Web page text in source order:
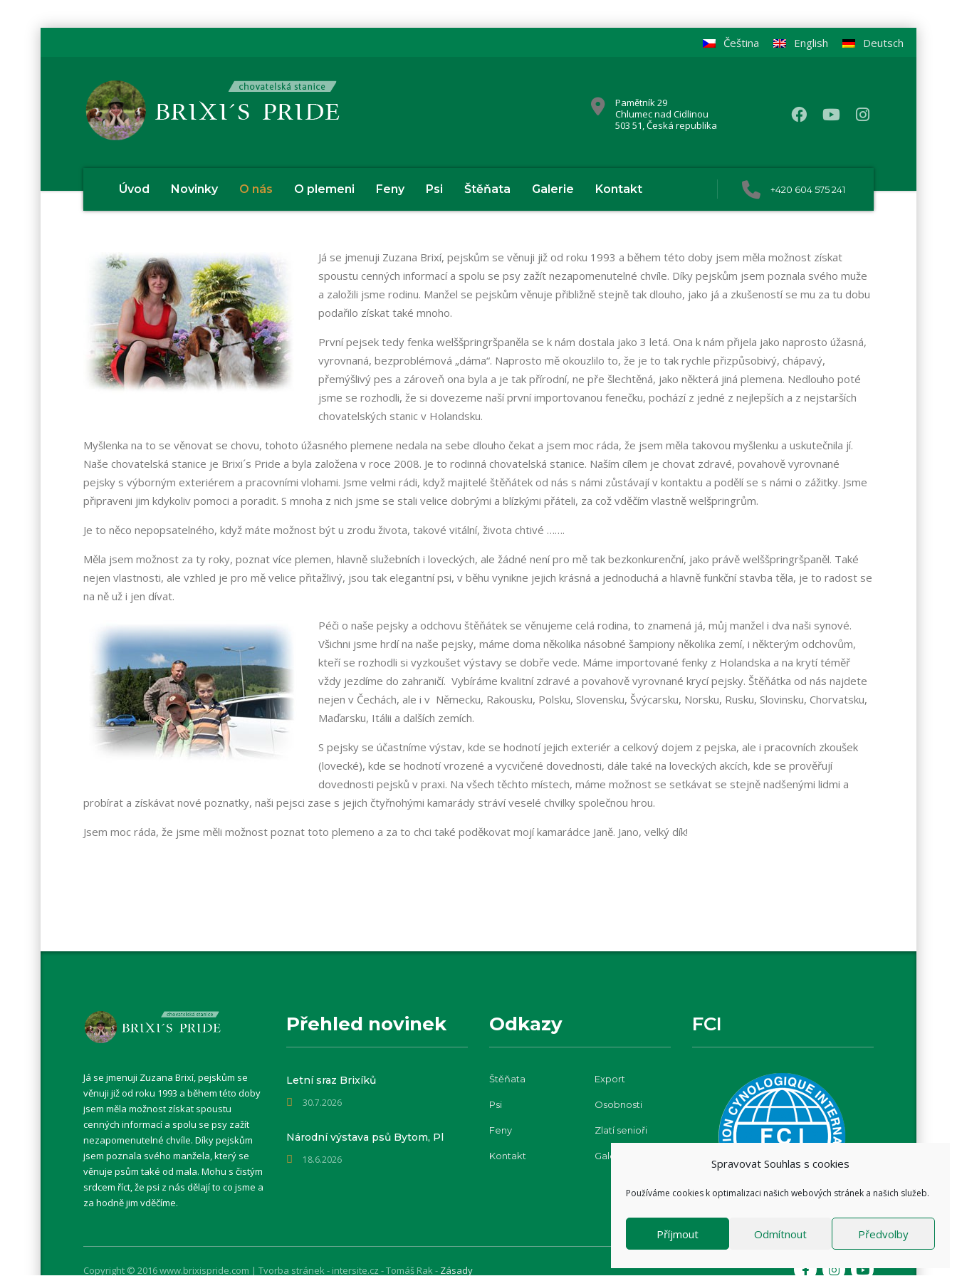
Spravovat Souhlas s cookies
Používáme cookies k optimalizaci našich webových stránek a našich služeb.
Příjmout Odmítnout Předvolby
Deutsch
English
Čeština
Pamětník 29
Chlumec nad Cidlinou
503 51, Česká republika
Úvod Novinky O nás O plemeni Feny Psi Štěňata Galerie Kontakt +420 604 575 241
Já se jmenuji Zuzana Brixí, pejskům se věnuji již od roku 1993 a během této doby jsem měla možnost získat
spoustu cenných informací a spolu se psy zažít nezapomenutelné chvíle. Díky pejskům jsem poznala svého muže
a založili jsme rodinu. Manžel se pejskům věnuje přibližně stejně tak dlouho, jako já a zkušeností se mu za tu dobu
podařilo získat také mnoho.
První pejsek tedy fenka welššpringršpaněla se k nám dostala jako 3 letá. Ona k nám přijela jako naprosto úžasná,
vyrovnaná, bezproblémová „dáma“. Naprosto mě okouzlilo to, že je to tak rychle přizpůsobivý, chápavý,
přemýšlivý pes a zároveň ona byla a je tak přírodní, ne pře šlechtěná, jako některá jiná plemena. Nedlouho poté
jsme se rozhodli, že si dovezeme naší první importovanou fenečku, pochází z jedné z nejlepších a z nejstarších
chovatelských stanic v Holandsku.
Myšlenka na to se věnovat se chovu, tohoto úžasného plemene nedala na sebe dlouho čekat a jsem moc ráda, že jsem měla takovou myšlenku a uskutečnila jí.
Naše chovatelská stanice je Brixi´s Pride a byla založena v roce 2008. Je to rodinná chovatelská stanice. Naším cílem je chovat zdravé, povahově vyrovnané
pejsky s výborným exteriérem a pracovními vlohami. Jsme velmi rádi, když majitelé štěňátek od nás s námi zůstávají v kontaktu a podělí se s námi o zážitky. Jsme
připraveni jim kdykoliv pomoci a poradit. S mnoha z nich jsme se stali velice dobrými a blízkými přáteli, za což vděčím vlastně welšpringrům.
Je to něco nepopsatelného, když máte možnost být u zrodu života, takové vitální, života chtivé …….
Měla jsem možnost za ty roky, poznat více plemen, hlavně služebních i loveckých, ale žádné není pro mě tak bezkonkurenční, jako právě welššpringršpaněl. Také
nejen vlastnosti, ale vzhled je pro mě velice přitažlivý, jsou tak elegantní psi, v běhu vynikne jejich krásná a jednoduchá a hlavně funkční stavba těla, je to radost se
na ně už i jen dívat.
Péči o naše pejsky a odchovu štěňátek se věnujeme celá rodina, to znamená já, můj manžel i dva naši synové.
Všichni jsme hrdí na naše pejsky, máme doma několika násobné šampiony několika zemí, i některým odchovům,
kteří se rozhodli si vyzkoušet výstavy se dobře vede. Máme importované fenky z Holandska a na krytí téměř
vždy jezdíme do zahraničí. Vybíráme kvalitní zdravé a povahově vyrovnané krycí pejsky. Štěňátka od nás najdete
nejen v Čechách, ale i v Německu, Rakousku, Polsku, Slovensku, Švýcarsku, Norsku, Rusku, Slovinsku, Chorvatsku,
Maďarsku, Itálii a dalších zemích.
S pejsky se účastníme výstav, kde se hodnotí jejich exteriér a celkový dojem z pejska, ale i pracovních zkoušek
(lovecké), kde se hodnotí vrozené a vycvičené dovednosti, dále také na loveckých akcích, kde se prověřují
dovednosti pejsků v praxi. Na všech těchto místech, máme možnost se setkávat se stejně nadšenými lidmi a
probírat a získávat nové poznatky, naši pejsci zase s jejich čtyřnohými kamarády stráví veselé chvilky společnou hrou.
Jsem moc ráda, že jsme měli možnost poznat toto plemeno a za to chci také poděkovat mojí kamarádce Janě. Jano, velký dík!
Já se jmenuji Zuzana Brixí, pejskům se
věnuji již od roku 1993 a během této doby
jsem měla možnost získat spoustu
cenných informací a spolu se psy zažít
nezapomenutelné chvíle. Díky pejskům
jsem poznala svého manžela, který se
věnuje psům také od mala. Mohu s čistým
srdcem říct, že psi z nás dělají to co jsme a
za hodně jim vděčíme.
Přehled novinek
Letní sraz Brixíků
30.7.2026
Národní výstava psů Bytom, Pl
18.6.2026
Odkazy
Štěňata Export
Psi Osobnosti
Feny Zlatí senioři
Kontakt Galerie
FCI
Copyright © 2016 www.brixispride.com | Tvorba stránek - intersite.cz - Tomáš Rak- Zásady